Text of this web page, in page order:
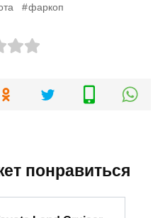
фаркоп
понравиться